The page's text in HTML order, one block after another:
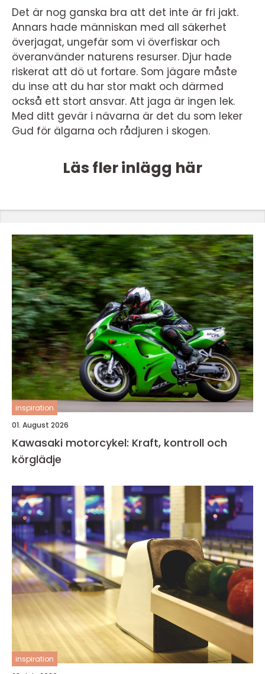
Det är nog ganska bra att det inte är fri jakt.
Annars hade människan med all säkerhet
överjagat, ungefär som vi överfiskar och
överanvänder naturens resurser. Djur hade
riskerat att dö ut fortare. Som jägare måste
du inse att du har stor makt och därmed
också ett stort ansvar. Att jaga är ingen lek.
Med ditt gevär i nävarna är det du som leker
Gud för älgarna och rådjuren i skogen.
Läs fler inlägg här
inspiration
01. August 2026
Kawasaki motorcykel: Kraft, kontroll och
körglädje
inspiration